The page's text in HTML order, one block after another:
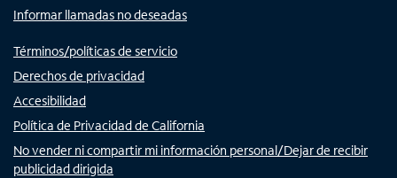
Informar llamadas no deseadas
Términos/políticas de servicio
Derechos de privacidad
Accesibilidad
Política de Privacidad de California
No vender ni compartir mi información personal/Dejar de recibir
publicidad dirigida